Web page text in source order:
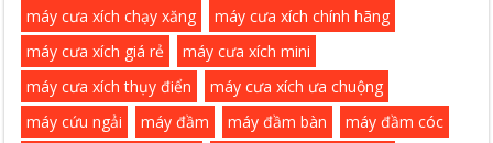
máy cưa xích chạy xăng
máy cưa xích chính hãng
máy cưa xích giá rẻ
máy cưa xích mini
máy cưa xích thụy điển
máy cưa xích ưa chuộng
máy cứu ngải
máy đầm máy đầm bàn
máy đầm cóc